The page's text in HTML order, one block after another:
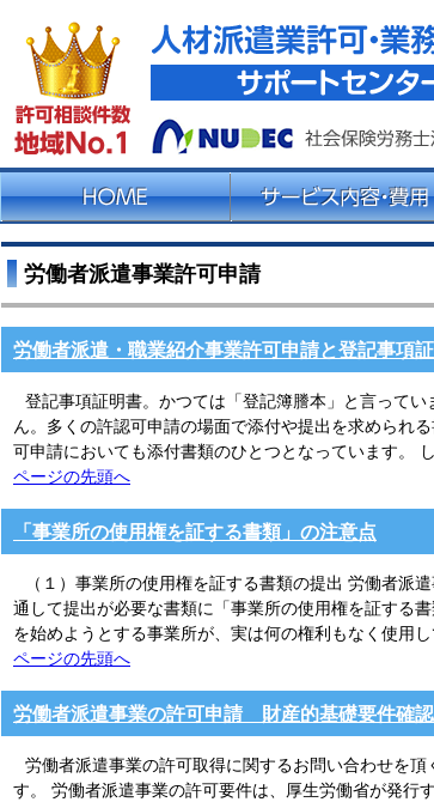
労働者派遣事業許可申請
労働者派遣・職業紹介事業許可申請と登記事項
登記事項証明書。かつては「登記簿謄本」と言って
ん。多くの許認可申請の場面で添付や提出を求められ
可申請においても添付書類のひとつとなっています。
ページの先頭へ
「事業所の使用権を証する書類」の注意点
（１）事業所の使用権を証する書類の提出 労働者派
通して提出が必要な書類に「事業所の使用権を証する
を始めようとする事業所が、実は何の権利もなく使用
ページの先頭へ
労働者派遣事業の許可申請 財産的基礎要件確
労働者派遣事業の許可取得に関するお問い合わせを
す。 労働者派遣事業の許可要件は、厚生労働省が発行